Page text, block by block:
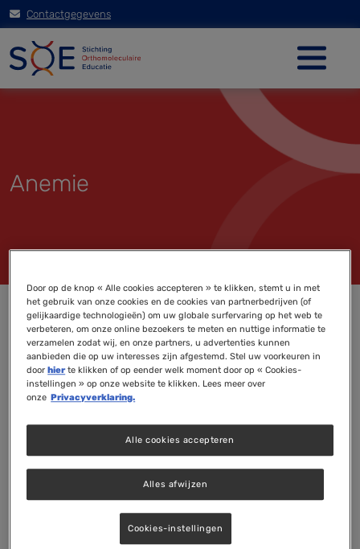
Contactgegevens
Anemie
Door op de knop « Alle cookies accepteren » te klikken, stemt u in met
het gebruik van onze cookies en de cookies van partnerbedrijven (of
gelijkaardige technologieën) om uw globale surfervaring op het web te
verbeteren, om onze online bezoekers te meten en nuttige informatie te
verzamelen zodat wij, en onze partners, u advertenties kunnen
aanbieden die op uw interesses zijn afgestemd. Stel uw voorkeuren in
doorhierte klikken of op eender welk moment door op « Cookies-
instellingen » op onze website te klikken. Lees meer over
onze Privacyverklaring.
Alles afwijzen
Alle cookies accepteren
Cookies-instellingen